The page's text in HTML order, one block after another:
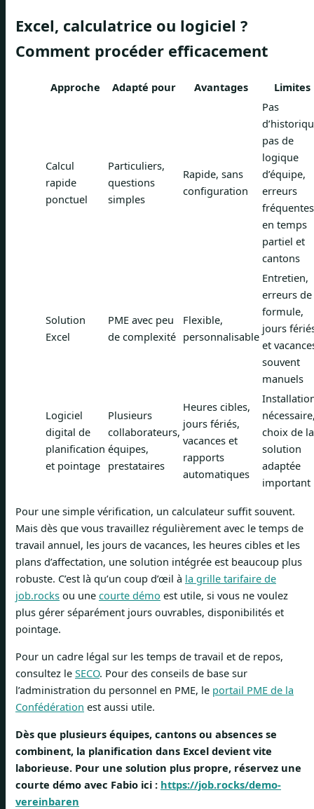
Excel, calculatrice ou logiciel ?
Comment procéder efficacement
Approche Adapté pour Avantages Limites
Calcul
rapide
ponctuel
Particuliers,
questions
simples
Rapide, sans
configuration
Pas
pas de
logique
d’équipe,
erreurs
fréquentes
en temps
partiel et
cantons
Solution
Excel
PME avec peu
de complexité
Flexible,
personnalisable
Entretien,
erreurs de
formule,
jours
et
souvent
manuels
Logiciel
digital de
planification
et pointage
Plusieurs
collaborateurs,
équipes,
prestataires
Heures cibles,
jours fériés,
vacances et
rapports
automatiques
choix de la
solution
adaptée
important
Pour une simple vérification, un calculateur suffit souvent.
Mais dès que vous travaillez régulièrement avec le temps de
travail annuel, les jours de vacances, les heures cibles et les
plans d’affectation, une solution intégrée est beaucoup plus
robuste. C’est là qu’un coup d’œil à la grille tarifaire de
job.rocks ou une courte démo est utile, si vous ne voulez
plus gérer séparément jours ouvrables, disponibilités et
pointage.
Pour un cadre légal sur les temps de travail et de repos,
consultez le SECO. Pour des conseils de base sur
l’administration du personnel en PME, le portail PME de la
Confédération est aussi utile.
Dès que plusieurs équipes, cantons ou absences se
combinent, la planification dans Excel devient vite
laborieuse. Pour une solution plus propre, réservez une
courte démo avec Fabio ici : https://job.rocks/demo-
vereinbaren